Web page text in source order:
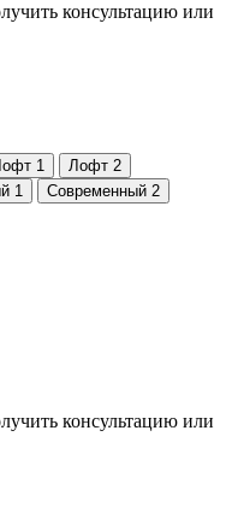
консультацию или
консультацию или